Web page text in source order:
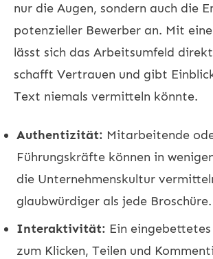
nur die Augen, sondern auch die
potenzieller Bewerber an. Mit
lässt sich das Arbeitsumfeld
schafft Vertrauen und gibt
Text niemals vermitteln könnte.
Authentizität: Mitarbeitende
Führungskräfte können in
die Unternehmenskultur
glaubwürdiger als jede Broschüre.
Interaktivität: Ein
zum Klicken, Teilen und